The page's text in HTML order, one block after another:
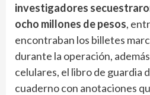
investigadores
ocho millones de pesos,
encontraban los billetes
durante la operación,
celulares, el libro de guardia
cuaderno con anotaciones